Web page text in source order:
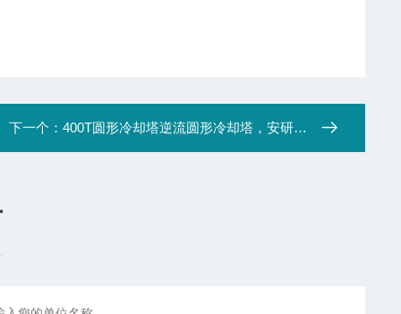
下一个： 400T圆形冷却塔逆流圆形冷却塔，安研牌圆形冷却塔，海南玻璃钢冷却塔厂家